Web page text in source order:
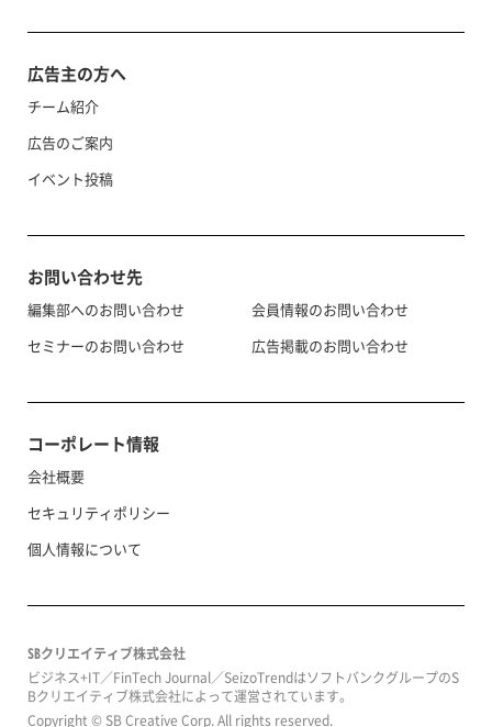
広告主の方へ
チーム紹介
広告のご案内
イベント投稿
お問い合わせ先
編集部へのお問い合わせ
セミナーのお問い合わせ
会員情報のお問い合わせ
広告掲載のお問い合わせ
コーポレート情報
会社概要
セキュリティポリシー
個人情報について
SBクリエイティブ株式会社
ビジネス+IT／FinTech Journal／SeizoTrendはソフトバンクグループのS
Bクリエイティブ株式会社によって運営されています。
Copyright © SB Creative Corp. All rights reserved.